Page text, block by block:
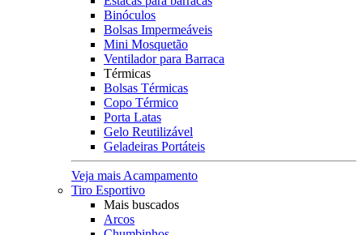
Binóculos
Bolsas Impermeáveis
Mini Mosquetão
Ventilador para Barraca
Térmicas
Bolsas Térmicas
Copo Térmico
Porta Latas
Gelo Reutilizável
Geladeiras Portáteis
Veja mais Acampamento
Tiro Esportivo
Mais buscados
Arcos